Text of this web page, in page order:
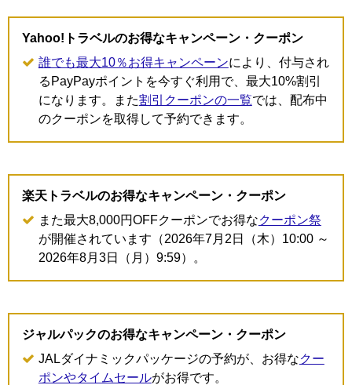
Yahoo!トラベルのお得なキャンペーン・クーポン
誰でも最大10％お得キャンペーンにより、付与され
るPayPayポイントを今すぐ利用で、最大10%割引
になります。また割引クーポンの一覧では、配布中
のクーポンを取得して予約できます。
楽天トラベルのお得なキャンペーン・クーポン
また最大8,000円OFFクーポンでお得なクーポン祭
が開催されています（2026年7月2日（木）10:00 ～
2026年8月3日（月）9:59）。
ジャルパックのお得なキャンペーン・クーポン
JALダイナミックパッケージの予約が、お得なクー
ポンやタイムセールがお得です。